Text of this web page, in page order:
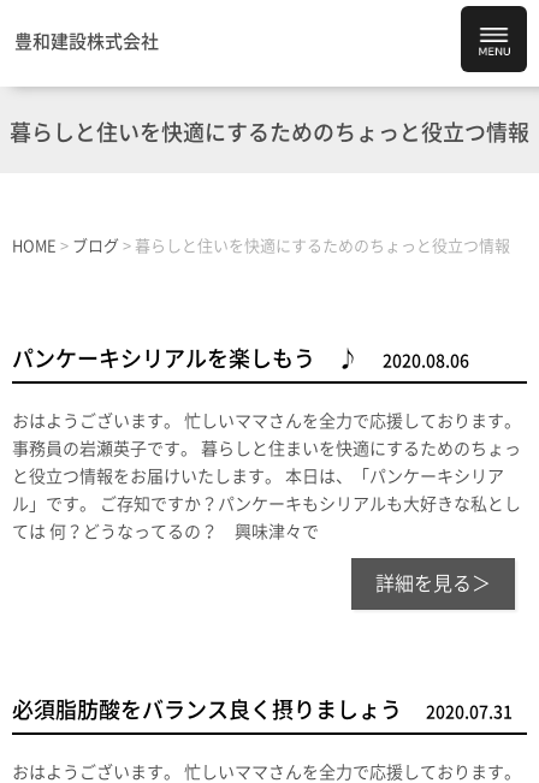
豊和建設株式会社
暮らしと住いを快適にするためのちょっと役立つ情報
HOME > ブログ > 暮らしと住いを快適にするためのちょっと役立つ情報
パンケーキシリアルを楽しもう ♪ 2020.08.06
おはようございます。 忙しいママさんを全力で応援しております。
事務員の岩瀬英子です。 暮らしと住まいを快適にするためのちょっ
と役立つ情報をお届けいたします。 本日は、「パンケーキシリア
ル」です。 ご存知ですか？パンケーキもシリアルも大好きな私とし
ては 何？どうなってるの？ 興味津々で
詳細を見る＞
必須脂肪酸をバランス良く摂りましょう 2020.07.31
おはようございます。 忙しいママさんを全力で応援しております。